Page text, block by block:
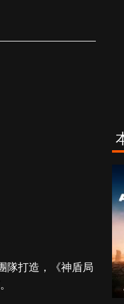
隊打造，《神盾局